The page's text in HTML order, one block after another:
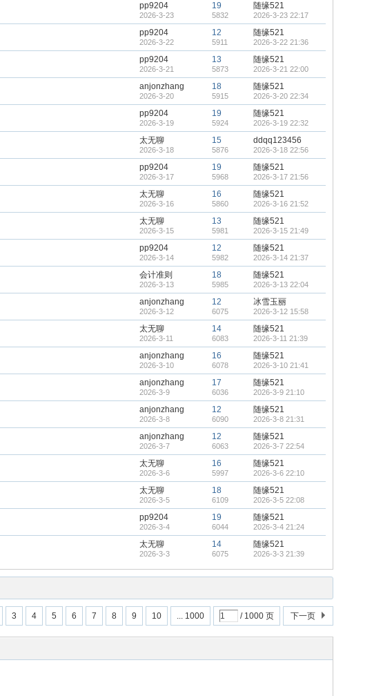
pp9204
2026-3-23
19
5832
随缘521
2026-3-23 22:17
pp9204
2026-3-22
12
5911
随缘521
2026-3-22 21:36
pp9204
2026-3-21
13
5873
随缘521
2026-3-21 22:00
anjonzhang
2026-3-20
18
5915
随缘521
2026-3-20 22:34
pp9204
2026-3-19
19
5924
随缘521
2026-3-19 22:32
太无聊
2026-3-18
15
5876
ddqq123456
2026-3-18 22:56
pp9204
2026-3-17
19
5968
随缘521
2026-3-17 21:56
太无聊
2026-3-16
16
5860
随缘521
2026-3-16 21:52
太无聊
2026-3-15
13
5981
随缘521
2026-3-15 21:49
pp9204
2026-3-14
12
5982
随缘521
2026-3-14 21:37
会计准则
2026-3-13
18
5985
随缘521
2026-3-13 22:04
anjonzhang
2026-3-12
12
6075
冰雪玉丽
2026-3-12 15:58
太无聊
2026-3-11
14
6083
随缘521
2026-3-11 21:39
anjonzhang
2026-3-10
16
6078
随缘521
2026-3-10 21:41
anjonzhang
2026-3-9
17
6036
随缘521
2026-3-9 21:10
anjonzhang
2026-3-8
12
6090
随缘521
2026-3-8 21:31
anjonzhang
2026-3-7
12
6063
随缘521
2026-3-7 22:54
太无聊
2026-3-6
16
5997
随缘521
2026-3-6 22:10
太无聊
2026-3-5
18
6109
随缘521
2026-3-5 22:08
pp9204
2026-3-4
19
6044
随缘521
2026-3-4 21:24
太无聊
2026-3-3
14
6075
随缘521
2026-3-3 21:39
3 4 5 6 7 8 9 10 ... 1000 / 1000 页 下一页